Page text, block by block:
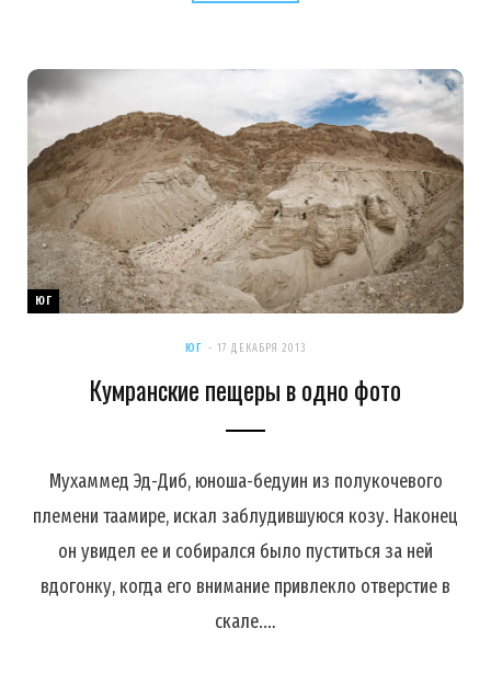
ЮГ
ЮГ 17 ДЕКАБРЯ 2013
Кумранские пещеры в одно фото
Мухаммед Эд-Диб, юноша-бедуин из полукочевого
племени таамире, искал заблудившуюся козу. Наконец
он увидел ее и собирался было пуститься за ней
вдогонку, когда его внимание привлекло отверстие в
скале.…